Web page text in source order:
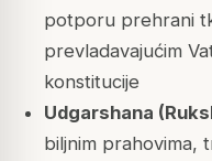
potporu prehrani
prevladavajućim
konstitucije
Udgarshana
biljnim prahovima,